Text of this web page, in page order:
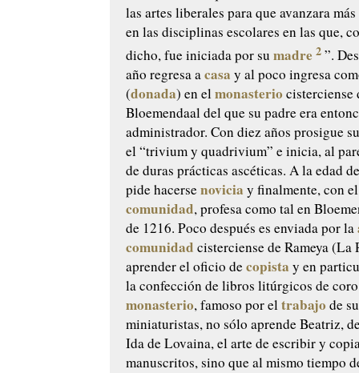
las artes liberales para que avanzara
en las disciplinas escolares en las que,
dicho, fue iniciada por sumadre 2”.
año regresa acasa y al poco ingresa
(donada) en elmonasterio cisterciense
Bloemendaal del que su padre era
administrador. Con diez años prosigue
el “trivium y quadrivium” e inicia, al
de duras prácticas ascéticas. A la edad
pide hacersenovicia y finalmente, con
comunidad, profesa como tal en
de 1216. Poco después es enviada por la
comunidad cisterciense de Rameya (La
aprender el oficio decopista y en
la confección de libros litúrgicos de
monasterio, famoso por eltrabajo de
miniaturistas, no sólo aprende Beatriz,
Ida de Lovaina, el arte de escribir y
manuscritos, sino que al mismo tiempo